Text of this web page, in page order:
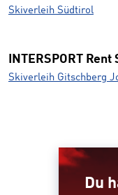
Skiverleih Südtirol
INTERSPORT
Skiverleih Gitschberg
Du